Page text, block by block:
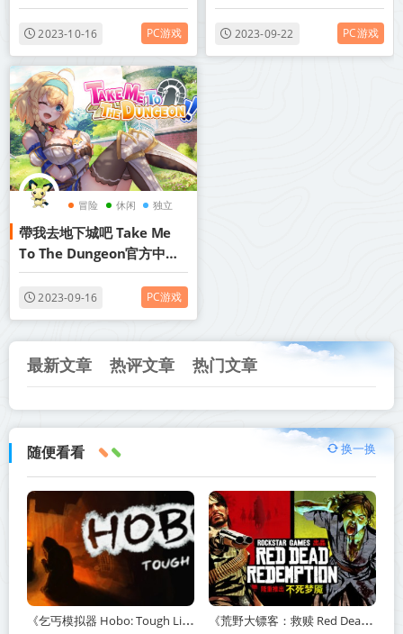
载
2023-10-16 PC游戏
v1.0.0.10055赠多项修改器
原声全DLC扩展包皮肤网盘
下载
2023-09-22 PC游戏
冒险 休闲 独立
帶我去地下城吧 Take Me
To The Dungeon官方中文
V1.0.12燃烧的心妖媚女王
DLC 网盘下载
2023-09-16 PC游戏
最新文章 热评文章 热门文章
随便看看 换一换
《乞丐模拟器 Hobo: Tough Life》v1.20.010-赠原声带+解锁全人物满级通关存档+多项修改器【单机+联机】丨中文版网盘下载 《荒野大镖客：救赎 Red Dead Redemption》v1.0.42.46611-送修改器丨中文版网盘下载